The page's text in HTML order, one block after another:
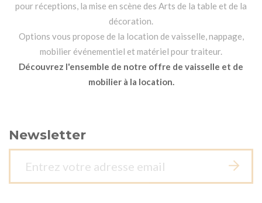
pour réceptions, la mise en scène des Arts de la table et de la
décoration.
Options vous propose de la location de vaisselle, nappage,
mobilier événementiel et matériel pour traiteur.
Découvrez l'ensemble de notre offre de vaisselle et de
mobilier à la location.
Newsletter